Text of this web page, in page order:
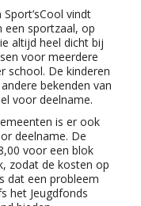
vindt
een sportzaal, op
altijd heel dicht bij
voor meerdere
school. De kinderen
bekenden van
voor deelname.
is er ook
deelname. De
voor een blok
zodat de kosten op
dat een probleem
het Jeugdfonds